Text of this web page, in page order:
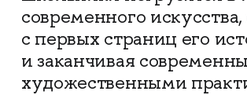
современного
с первых страниц его
и заканчивая
художественными